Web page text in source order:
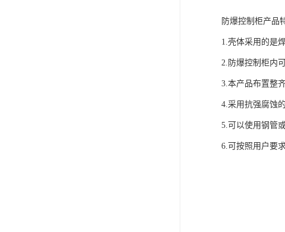
防爆控制柜产品
1.壳体采用的是
2.防爆控制柜内
3.本产品布置整
4.采用抗强腐蚀
5.可以使用钢管
6.可按照用户要